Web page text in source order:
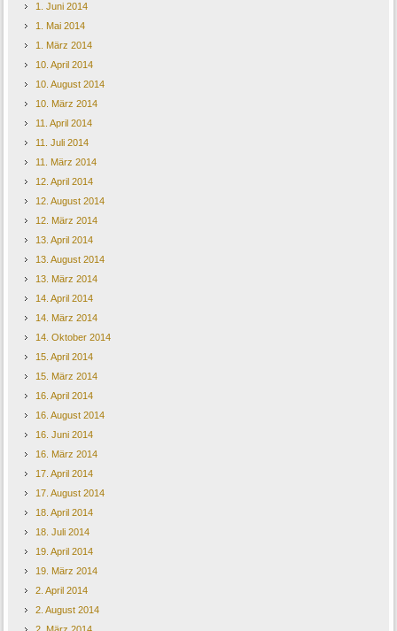
1. Juni 2014
1. Mai 2014
1. März 2014
10. April 2014
10. August 2014
10. März 2014
11. April 2014
11. Juli 2014
11. März 2014
12. April 2014
12. August 2014
12. März 2014
13. April 2014
13. August 2014
13. März 2014
14. April 2014
14. März 2014
14. Oktober 2014
15. April 2014
15. März 2014
16. April 2014
16. August 2014
16. Juni 2014
16. März 2014
17. April 2014
17. August 2014
18. April 2014
18. Juli 2014
19. April 2014
19. März 2014
2. April 2014
2. August 2014